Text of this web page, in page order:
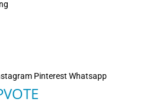
Pinterest Whatsapp